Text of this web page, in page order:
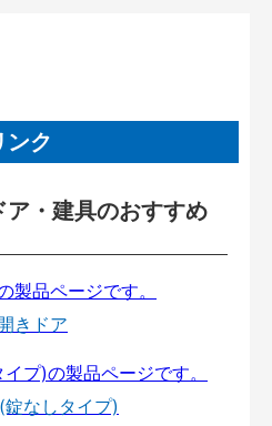
ンク
・建具のおすすめ
きドア
なしタイプ)